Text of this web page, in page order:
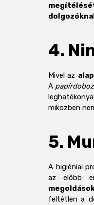
4.
Mivel az
A
miközben
5.
A higiéniai
az előbb
feltétlen a